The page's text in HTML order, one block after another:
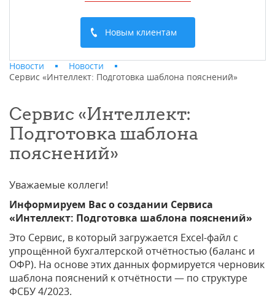
Новым клиентам
Новости
Новости
Сервис «Интеллект: Подготовка шаблона пояснений»
Сервис «Интеллект:
Подготовка шаблона
пояснений»
Уважаемые коллеги!
Информируем Вас о создании Сервиса
«Интеллект: Подготовка шаблона пояснений»
Это Сервис, в который загружается Excel-файл с
упрощённой бухгалтерской отчётностью (баланс и
ОФР). На основе этих данных формируется черновик
шаблона пояснений к отчётности — по структуре
ФСБУ 4/2023.